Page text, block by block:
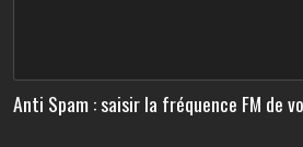
Anti Spam : saisir la fréquence FM de